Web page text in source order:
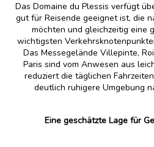
Das Domaine du Plessis verfügt
gut für Reisende geeignet ist, die
möchten und gleichzeitig eine
wichtigsten
Das Messegelände Villepinte,
Paris sind vom Anwesen aus
reduziert die täglichen
deutlich ruhigere Umgebung
Eine geschätzte Lage für